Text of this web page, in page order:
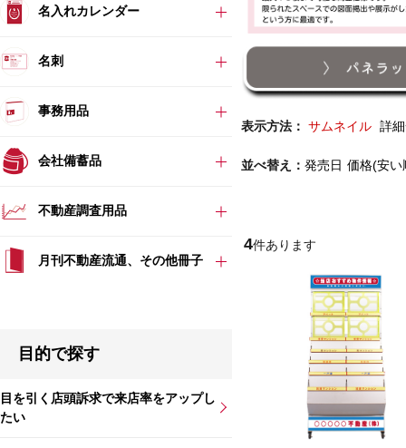
名入れカレンダー
名刺
事務用品
会社備蓄品
不動産調査用品
月刊不動産流通、その他冊子
目的で探す
目を引く店頭訴求で来店率をアップし
たい
表示方法： サムネイル 詳
並べ替え： 発売日 価格(安い
4件あります